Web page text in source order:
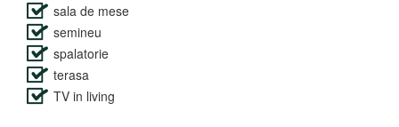
sala de mese
semineu
spalatorie
terasa
TV in living